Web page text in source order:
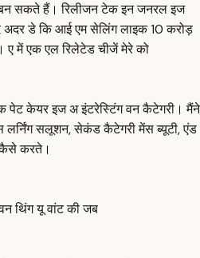
बन सकते हैं। रिलीजन टेक इन जनरल इज
डे कि आई एम सेलिंग लाइक 10 करोड़
में एक एल रिलेटेड चीजें मेरे को
पेट केयर इज अ इंटरेस्टिंग वन कैटेगरी। मैंने
लर्निंग सलूशन, सेकंड कैटेगरी मेंस ब्यूटी, एंड
कैसे करते।
थिंग यू वांट की जब